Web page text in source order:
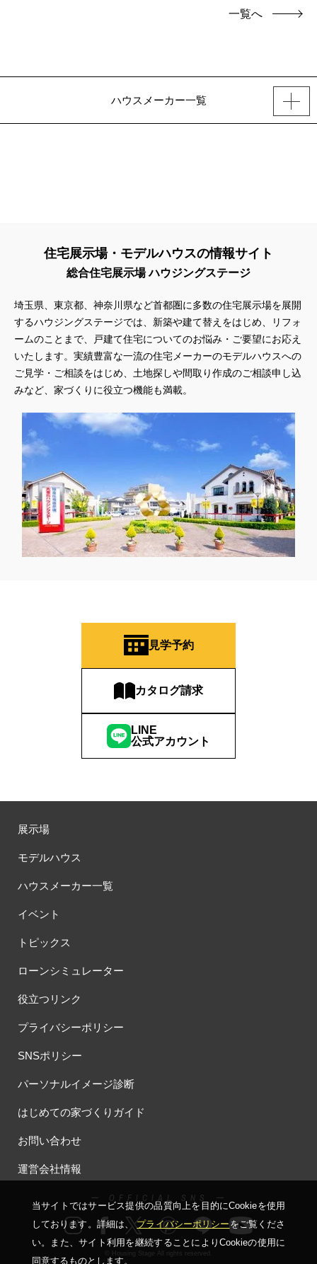
一覧へ
ハウスメーカー一覧
住宅展示場・モデルハウスの情報サイト
総合住宅展示場 ハウジングステージ
埼玉県、東京都、神奈川県など首都圏に多数の住宅展示場を展開
するハウジングステージでは、新築や建て替えをはじめ、リフォ
ームのことまで、戸建て住宅についてのお悩み・ご要望にお応え
いたします。実績豊富な一流の住宅メーカーのモデルハウスへの
ご見学・ご相談をはじめ、土地探しや間取り作成のご相談申し込
みなど、家づくりに役立つ機能も満載。
見学予約
カタログ請求
LINE
公式アカウント
展示場
モデルハウス
ハウスメーカー一覧
イベント
トピックス
ローンシミュレーター
役立つリンク
プライバシーポリシー
SNSポリシー
パーソナルイメージ診断
はじめての家づくりガイド
お問い合わせ
運営会社情報
ー OFFICIAL SNS ー
© Housing Stage All rights reserved.
当サイトではサービス提供の品質向上を⽬的にCookieを使⽤
しております。詳細は、プライバシーポリシーをご覧くださ
い。
また、サイト利⽤を継続することによりCookieの使⽤に
同意するものとします。